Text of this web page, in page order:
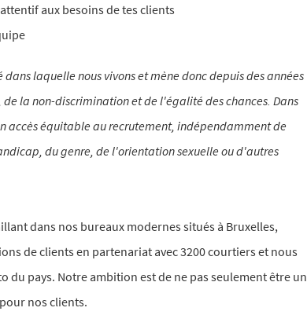
aux besoins de tes clients
laquelle nous vivons et mène donc depuis des années
la non-discrimination et de l'égalité des chances. Dans
accès équitable au recrutement, indépendamment de
du genre, de l'orientation sexuelle ou d'autres
dans nos bureaux modernes situés à Bruxelles,
de clients en partenariat avec 3200 courtiers et nous
du pays. Notre ambition est de ne pas seulement être un
nos clients.